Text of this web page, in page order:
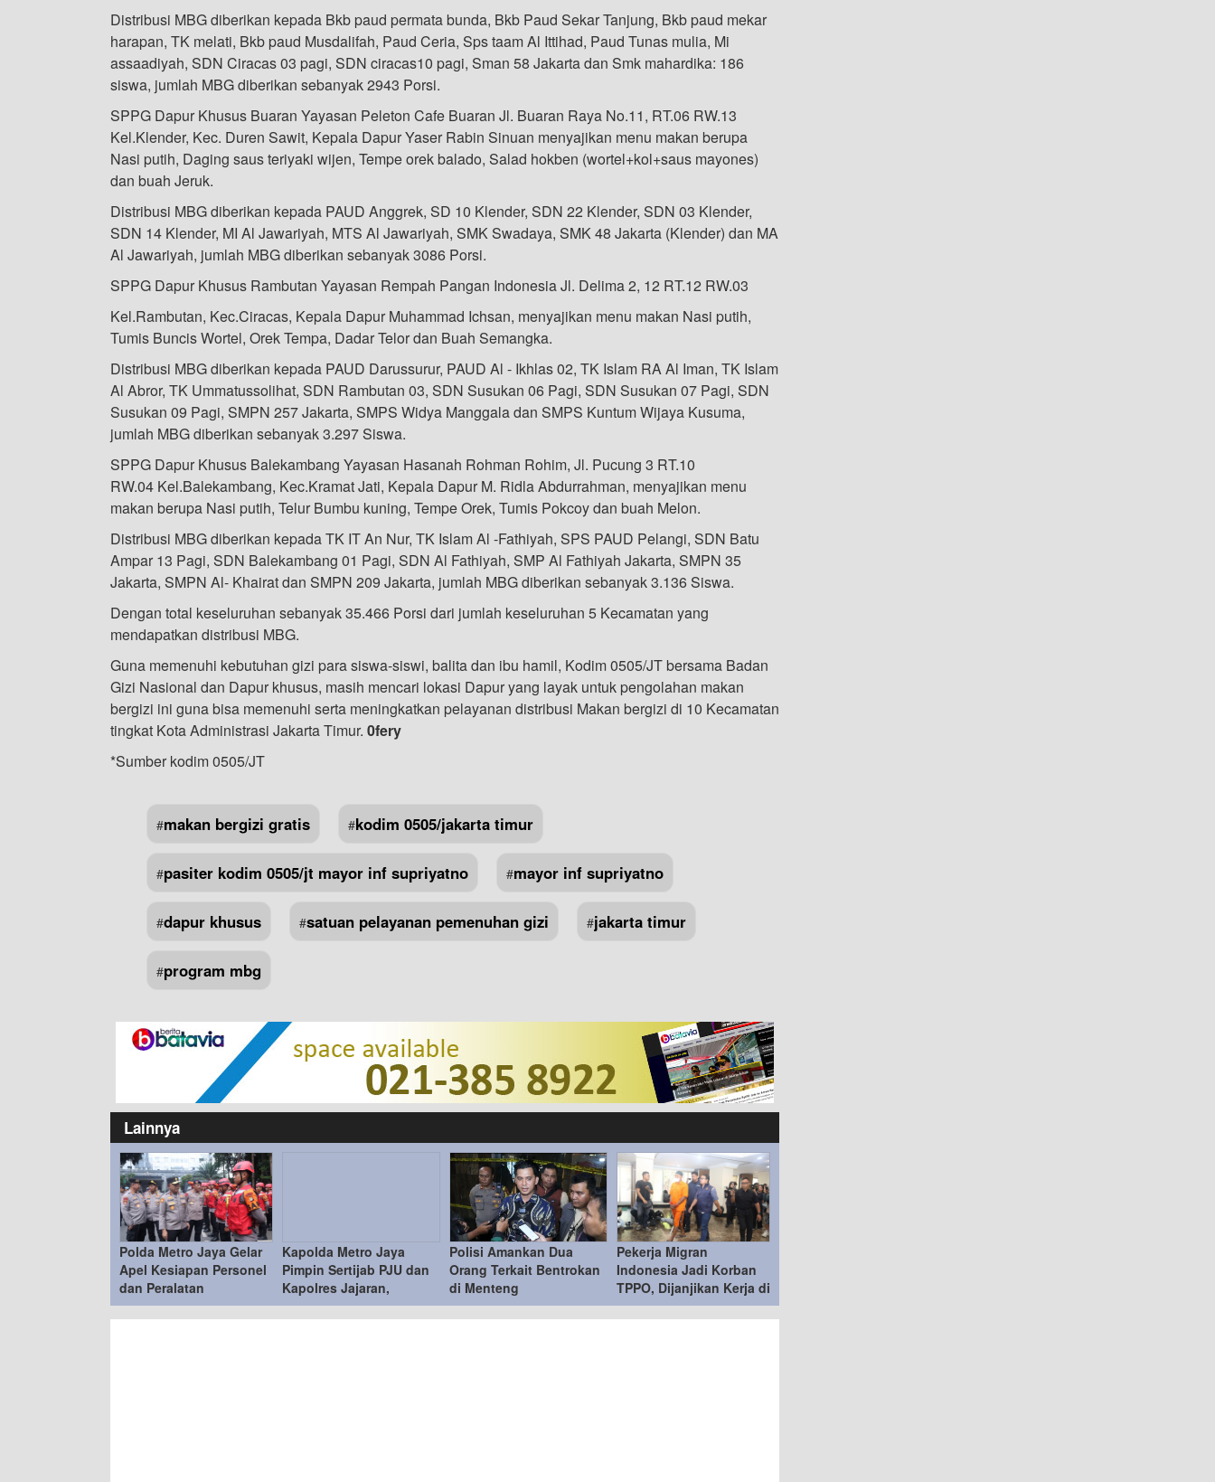
Distribusi MBG diberikan kepada Bkb paud permata bunda, Bkb Paud Sekar Tanjung, Bkb paud mekar
harapan, TK melati, Bkb paud Musdalifah, Paud Ceria, Sps taam Al Ittihad, Paud Tunas mulia, Mi
assaadiyah, SDN Ciracas 03 pagi, SDN ciracas10 pagi, Sman 58 Jakarta dan Smk mahardika: 186
siswa, jumlah MBG diberikan sebanyak 2943 Porsi.
SPPG Dapur Khusus Buaran Yayasan Peleton Cafe Buaran Jl. Buaran Raya No.11, RT.06 RW.13
Kel.Klender, Kec. Duren Sawit, Kepala Dapur Yaser Rabin Sinuan menyajikan menu makan berupa
Nasi putih, Daging saus teriyaki wijen, Tempe orek balado, Salad hokben (wortel+kol+saus mayones)
dan buah Jeruk.
Distribusi MBG diberikan kepada PAUD Anggrek, SD 10 Klender, SDN 22 Klender, SDN 03 Klender,
SDN 14 Klender, MI Al Jawariyah, MTS Al Jawariyah, SMK Swadaya, SMK 48 Jakarta (Klender) dan MA
Al Jawariyah, jumlah MBG diberikan sebanyak 3086 Porsi.
SPPG Dapur Khusus Rambutan Yayasan Rempah Pangan Indonesia Jl. Delima 2, 12 RT.12 RW.03
Kel.Rambutan, Kec.Ciracas, Kepala Dapur Muhammad Ichsan, menyajikan menu makan Nasi putih,
Tumis Buncis Wortel, Orek Tempa, Dadar Telor dan Buah Semangka.
Distribusi MBG diberikan kepada PAUD Darussurur, PAUD Al - Ikhlas 02, TK Islam RA Al Iman, TK Islam
Al Abror, TK Ummatussolihat, SDN Rambutan 03, SDN Susukan 06 Pagi, SDN Susukan 07 Pagi, SDN
Susukan 09 Pagi, SMPN 257 Jakarta, SMPS Widya Manggala dan SMPS Kuntum Wijaya Kusuma,
jumlah MBG diberikan sebanyak 3.297 Siswa.
SPPG Dapur Khusus Balekambang Yayasan Hasanah Rohman Rohim, Jl. Pucung 3 RT.10
RW.04 Kel.Balekambang, Kec.Kramat Jati, Kepala Dapur M. Ridla Abdurrahman, menyajikan menu
makan berupa Nasi putih, Telur Bumbu kuning, Tempe Orek, Tumis Pokcoy dan buah Melon.
Distribusi MBG diberikan kepada TK IT An Nur, TK Islam Al -Fathiyah, SPS PAUD Pelangi, SDN Batu
Ampar 13 Pagi, SDN Balekambang 01 Pagi, SDN Al Fathiyah, SMP Al Fathiyah Jakarta, SMPN 35
Jakarta, SMPN Al- Khairat dan SMPN 209 Jakarta, jumlah MBG diberikan sebanyak 3.136 Siswa.
Dengan total keseluruhan sebanyak 35.466 Porsi dari jumlah keseluruhan 5 Kecamatan yang
mendapatkan distribusi MBG.
Guna memenuhi kebutuhan gizi para siswa-siswi, balita dan ibu hamil, Kodim 0505/JT bersama Badan
Gizi Nasional dan Dapur khusus, masih mencari lokasi Dapur yang layak untuk pengolahan makan
bergizi ini guna bisa memenuhi serta meningkatkan pelayanan distribusi Makan bergizi di 10 Kecamatan
tingkat Kota Administrasi Jakarta Timur. 0fery
*Sumber kodim 0505/JT
#makan bergizi gratis #kodim 0505/jakarta timur
#pasiter kodim 0505/jt mayor inf supriyatno #mayor inf supriyatno
#dapur khusus #satuan pelayanan pemenuhan gizi #jakarta timur
#program mbg
Lainnya
Polda Metro Jaya Gelar
Apel Kesiapan Personel
dan Peralatan
Penanganan Bencana
Kapolda Metro Jaya
Pimpin Sertijab PJU dan
Kapolres Jajaran,
Penyegaran Organisasi
Polisi Amankan Dua
Orang Terkait Bentrokan
di Menteng
Pekerja Migran
Indonesia Jadi Korban
TPPO, Dijanjikan Kerja di
Turki Berujung ke Libya